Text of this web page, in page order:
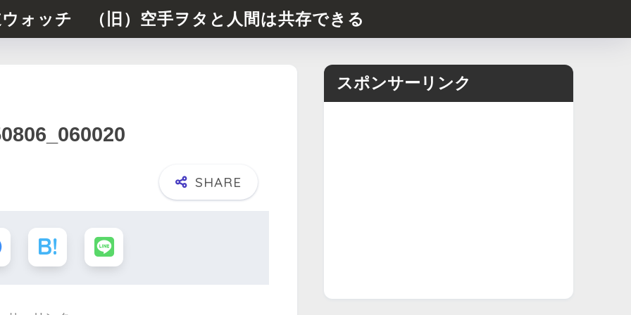
ォッチ （旧）空手ヲタと人間は共存できる
スポンサーリンク